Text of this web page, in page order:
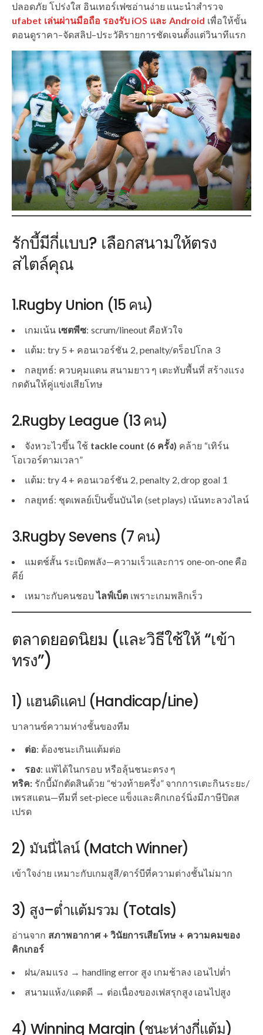
ปลอดภัย โปร่งใส อินเทอร์เฟซอ่านง่าย แนะนำสำรวจ
ufabet เล่นผ่านมือถือ รองรับ iOS และ Android เพื่อให้ขั้น
ตอนดูราคา–จัดสลิป–ประวัติรายการชัดเจนตั้งแต่วินาทีแรก
รักบี้มีกี่แบบ? เลือกสนามให้ตรง
สไตล์คุณ
1.Rugby Union (15 คน)
เกมเน้น เซตพีซ: scrum/lineout คือหัวใจ
แต้ม: try 5 + คอนเวอร์ชัน 2, penalty/ดร็อปโกล 3
กลยุทธ์: ควบคุมแดน สนามยาว ๆ เตะทับพื้นที่ สร้างแรง
กดดันให้คู่แข่งเสียโทษ
2.Rugby League (13 คน)
จังหวะไวขึ้น ใช้ tackle count (6 ครั้ง) คล้าย “เทิร์น
โอเวอร์ตามเวลา”
แต้ม: try 4 + คอนเวอร์ชัน 2, penalty 2, drop goal 1
กลยุทธ์: ชุดเพลย์เป็นขั้นบันได (set plays) เน้นทะลวงไลน์
3.Rugby Sevens (7 คน)
แมตช์สั้น ระเบิดพลัง—ความเร็วและการ one-on-one คือ
คีย์
เหมาะกับคนชอบไลฟ์เบ็ตเพราะเกมพลิกเร็ว
ตลาดยอดนิยม (และวิธีใช้ให้ “เข้า
ทรง”)
1) แฮนดิแคป (Handicap/Line)
บาลานซ์ความห่างชั้นของทีม
ต่อ: ต้องชนะเกินแต้มต่อ
รอง: แพ้ได้ในกรอบ หรือลุ้นชนะตรง ๆ
ทริค: รักบี้มักตัดสินด้วย “ช่วงท้ายครึ่ง” จากการเตะกินระยะ/
เพรสแดน—ทีมที่ set-piece แข็งและคิกเกอร์นิ่งมีภาษีปิดส
เปรด
2) มันนี่ไลน์ (Match Winner)
เข้าใจง่าย เหมาะกับเกมสูสี/ดาร์บีที่ความต่างชั้นไม่มาก
3) สูง–ต่ำแต้มรวม (Totals)
อ่านจาก สภาพอากาศ + วินัยการเสียโทษ + ความคมของ
คิกเกอร์
ฝน/ลมแรง → handling error สูง เกมช้าลง เอนไปต่ำ
สนามแห้ง/แดดดี → ต่อเนื่องของเฟสรุกสูง เอนไปสูง
4) Winning Margin (ชนะห่างกี่แต้ม)